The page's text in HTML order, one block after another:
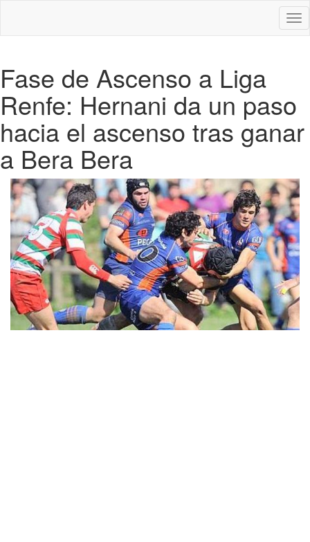
Fase de Ascenso a Liga
Renfe: Hernani da un paso
hacia el ascenso tras ganar
a Bera Bera